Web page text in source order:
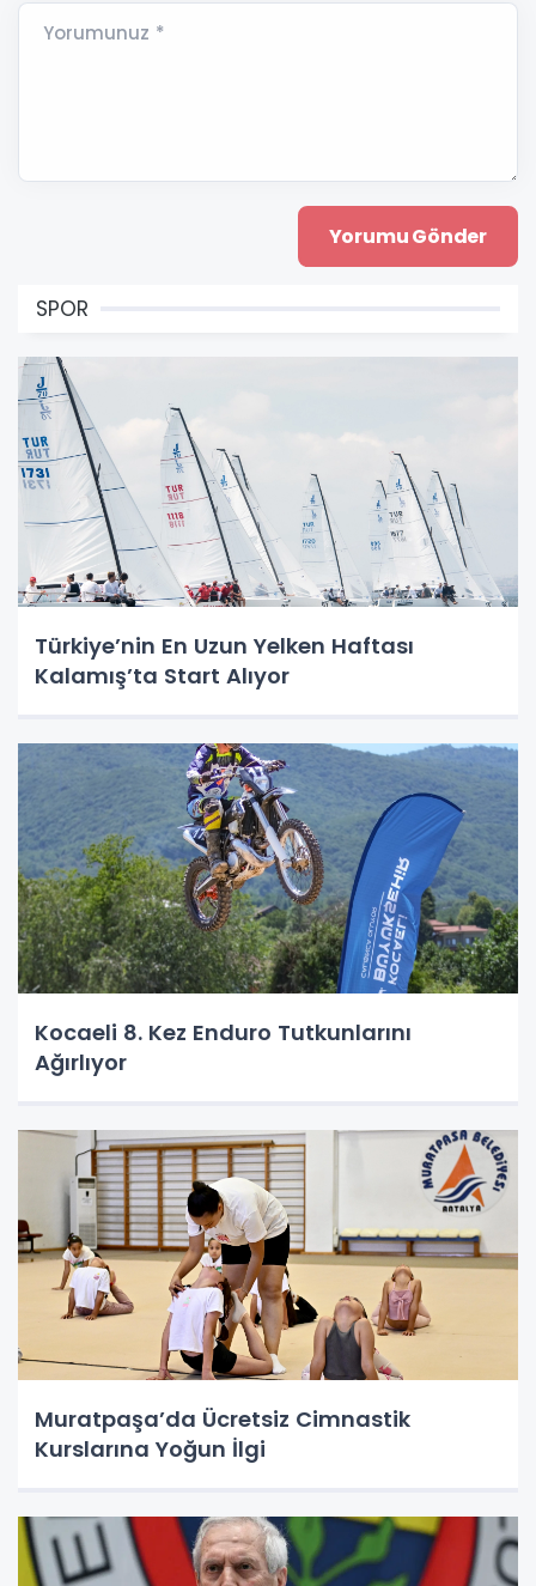
Yorumunuz *
SPOR
Türkiye’nin En Uzun Yelken Haftası
Kalamış’ta Start Alıyor
Kocaeli 8. Kez Enduro Tutkunlarını
Ağırlıyor
Muratpaşa’da Ücretsiz Cimnastik
Kurslarına Yoğun İlgi